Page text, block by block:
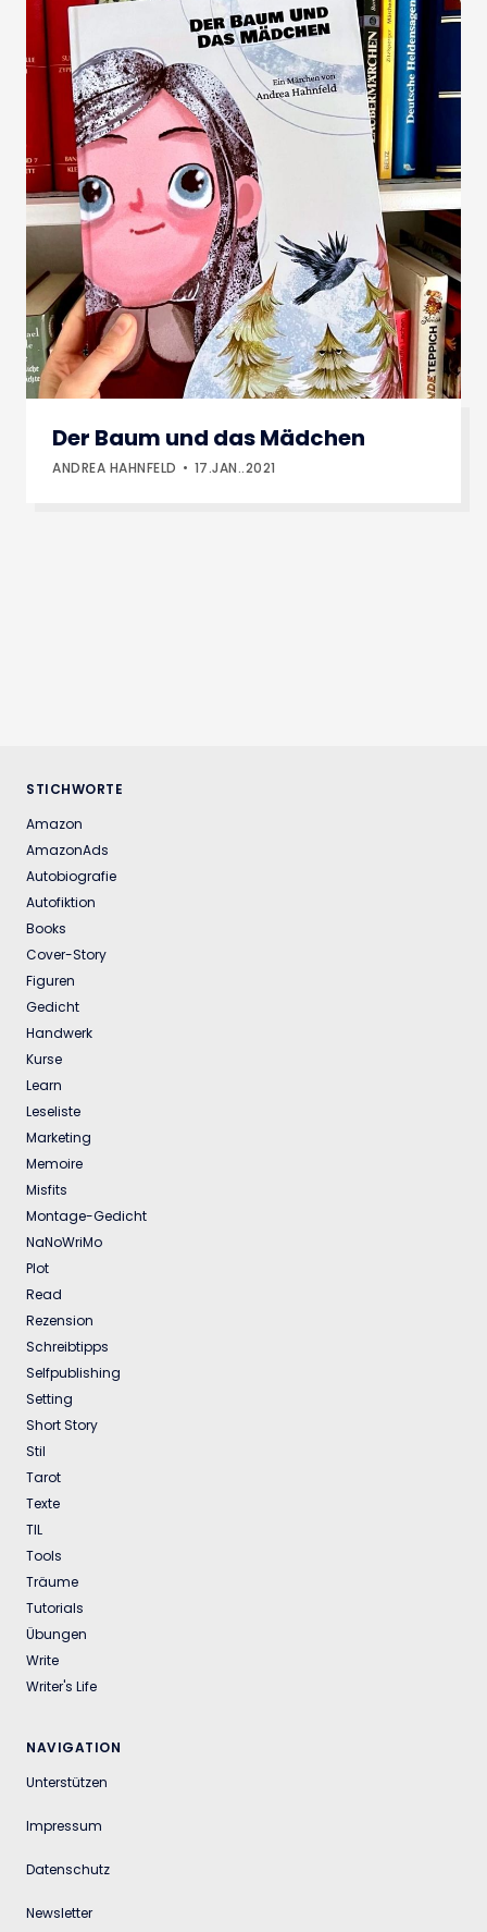
Der Baum und das Mädchen
ANDREA HAHNFELD 17.JAN..2021
STICHWORTE
Amazon
AmazonAds
Autobiografie
Autofiktion
Books
Cover-Story
Figuren
Gedicht
Handwerk
Kurse
Learn
Leseliste
Marketing
Memoire
Misfits
Montage-Gedicht
NaNoWriMo
Plot
Read
Rezension
Schreibtipps
Selfpublishing
Setting
Short Story
Stil
Tarot
Texte
TIL
Tools
Träume
Tutorials
Übungen
Write
Writer's Life
NAVIGATION
Unterstützen
Impressum
Datenschutz
Newsletter